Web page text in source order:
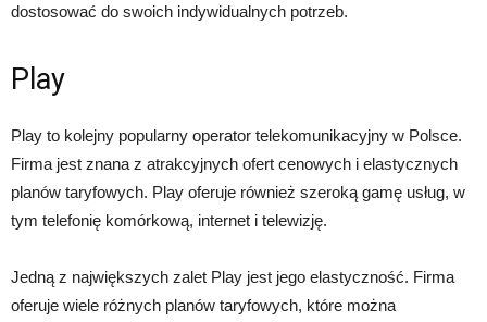
dostosować do swoich indywidualnych potrzeb.
Play
Play to kolejny popularny operator telekomunikacyjny w Polsce.
Firma jest znana z atrakcyjnych ofert cenowych i elastycznych
planów taryfowych. Play oferuje również szeroką gamę usług, w
tym telefonię komórkową, internet i telewizję.
Jedną z największych zalet Play jest jego elastyczność. Firma
oferuje wiele różnych planów taryfowych, które można